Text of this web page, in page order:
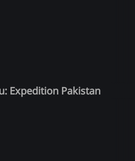
Expedition Pakistan